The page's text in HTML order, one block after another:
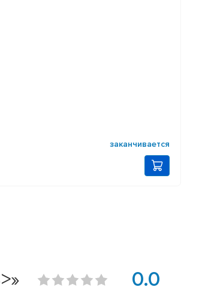
заканчивается
0.0